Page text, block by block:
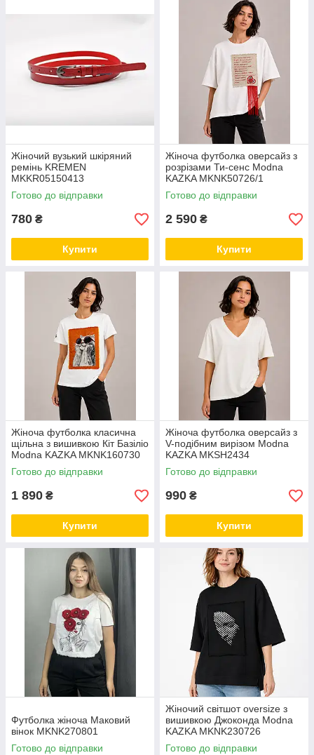
Жіночий вузький шкіряний
ремінь KREMEN
MKKR05150413
Готово до відправки
780 ₴
Купити
Жіноча футболка оверсайз з
розрізами Ти-сенс Modna
KAZKA MKNK50726/1
Готово до відправки
2 590 ₴
Купити
Жіноча футболка класична
щільна з вишивкою Кіт Базіліо
Modna KAZKA MKNK160730
Готово до відправки
1 890 ₴
Купити
Жіноча футболка оверсайз з
V-подібним вирізом Modna
KAZKA MKSH2434
Готово до відправки
990 ₴
Купити
Футболка жіноча Маковий
вінок MKNK270801
Готово до відправки
Жіночий світшот oversize з
вишивкою Джоконда Modna
KAZKA MKNK230726
Готово до відправки